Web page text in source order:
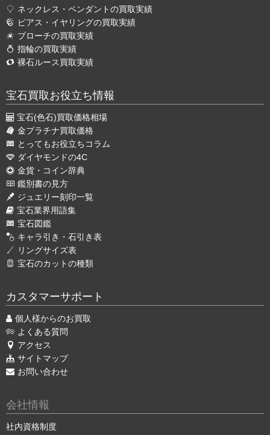
ネックレス・ペンダントの買取実績
ピアス・イヤリングの買取実績
ブローチの買取実績
指輪の買取実績
裸石ルース買取実績
宝石買取お役立ち情報
宝石(色石)買取価格相場
金プラチナ買取価格
とってもお役立ちコラム
ダイヤモンドの4C
金貨・コイン辞典
鑑別書の見方
ジュエリー刻印一覧
宝石業界用語集
宝石図鑑
キャラ引き・石引き表
リングサイズ表
宝石のカットの種類
カスタマーサポート
個人様からのお買取
よくある質問
アクセス
サイトマップ
お問い合わせ
会社情報
社内資格制度